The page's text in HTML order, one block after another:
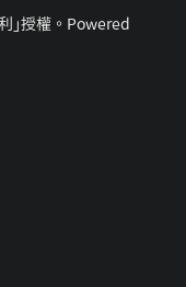
｣授權。Powered